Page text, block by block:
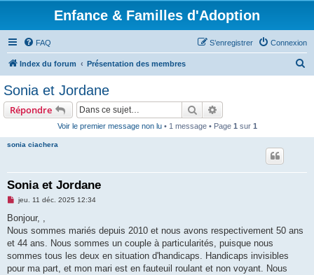
Enfance & Familles d'Adoption
FAQ Connexion
S’enregistrer
Index du forum Présentation des membres
Sonia et Jordane
Répondre Rechercher
Voir le premier message non lu• 1 message • Page 1 sur 1
sonia ciachera
Sonia et Jordane
M
s
a
g
n
o
jeu. 11 déc. 2025 12:34
Bonjour, ,
Nous sommes mariés depuis 2010 et nous avons respectivement 50 ans
et 44 ans. Nous sommes un couple à particularités, puisque nous
sommes tous les deux en situation d'handicaps. Handicaps invisibles
pour ma part, et mon mari est en fauteuil roulant et non voyant. Nous